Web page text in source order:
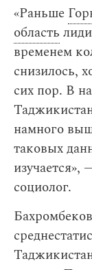
«Раньше
область
временем
снизилось,
сих пор. В
намного
таковых
социолог.